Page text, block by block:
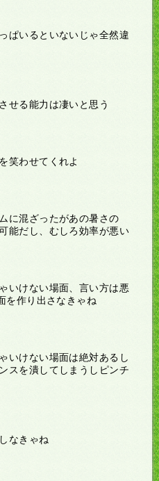
ぱいるといないじゃ全然違
せる能力は凄いと思う
笑わせてくれよ
に混ざったがあの暑さの
能だし、むしろ効率が悪い
いけない場面、言い方は悪
を作り出さなきゃね
いけない場面は絶対あるし
スを潰してしまうしピンチ
なきゃね